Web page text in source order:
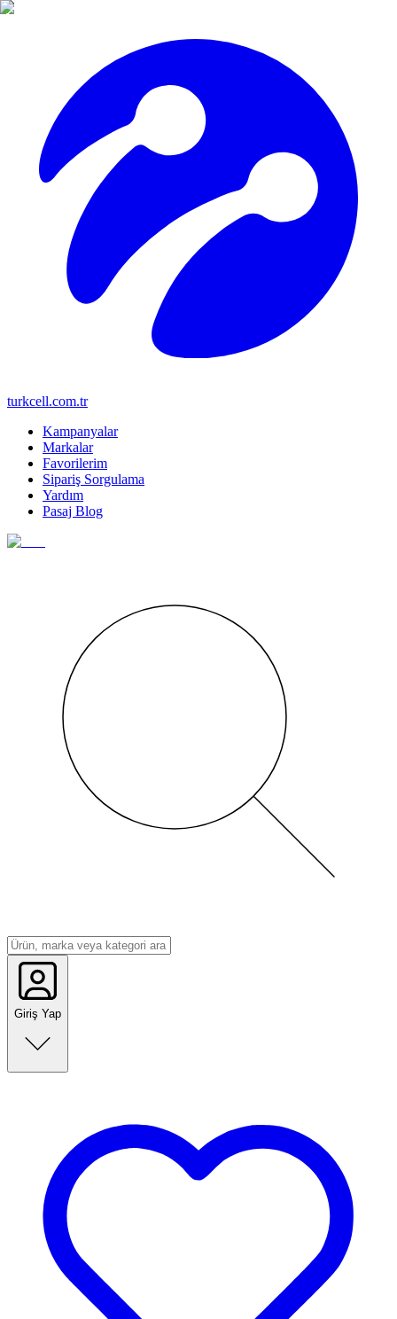
turkcell.com.tr
Kampanyalar
Markalar
Favorilerim
Sipariş Sorgulama
Yardım
Pasaj Blog
Giriş Yap